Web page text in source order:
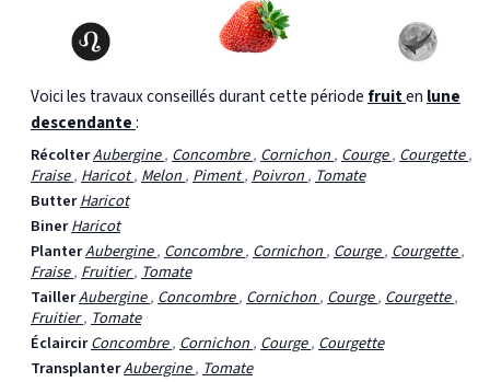
Voici les travaux conseillés durant cette période fruiten lune
descendante:
RécolterAubergine,Concombre,Cornichon,Courge,Courgette,
Fraise,Haricot,Melon,Piment,Poivron,Tomate
ButterHaricot
BinerHaricot
PlanterAubergine,Concombre,Cornichon,Courge,Courgette,
Fraise,Fruitier,Tomate
TaillerAubergine,Concombre,Cornichon,Courge,Courgette,
Fruitier,Tomate
ÉclaircirConcombre,Cornichon,Courge,Courgette
TransplanterAubergine,Tomate